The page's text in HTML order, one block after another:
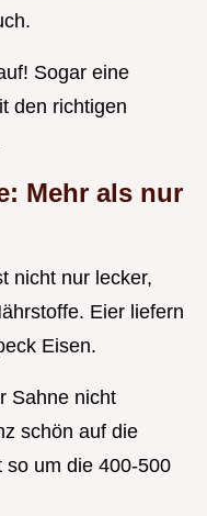
Sogar eine
den richtigen
Mehr als nur
nicht nur lecker,
Eier liefern
Eisen.
Sahne nicht
schön auf die
so um die 400-500